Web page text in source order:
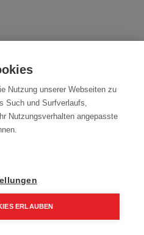
"Quick" 28
Nutzung unserer Webseiten zu
Such und Surfverlaufs,
Nutzungsverhalten angepasste
ERLAUBEN